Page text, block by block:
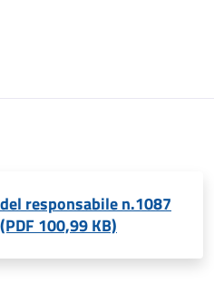
responsabile n.1087
100,99 KB)